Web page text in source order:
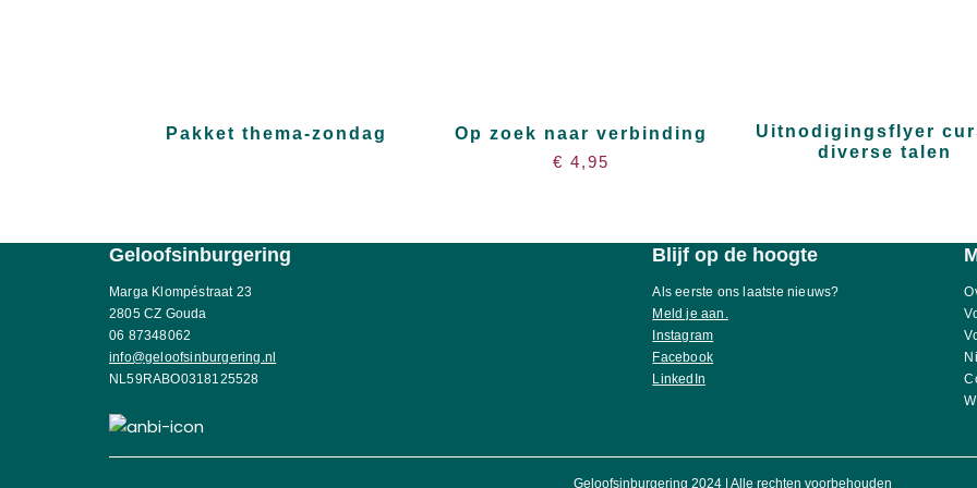
Pakket thema-zondag
Op zoek naar verbinding
€ 4,95
Uitnodigingsflyer
diverse talen
Geloofsinburgering
Marga Klompéstraat 23
2805 CZ Gouda
06 87348062
info@geloofsinburgering.nl
NL59RABO0318125528
Blijf op de hoogte
Als eerste ons laatste nieuws?
Meld je aan.
Instagram
Facebook
LinkedIn
Geloofsinburgering 2024 | Alle rechten voorbehouden